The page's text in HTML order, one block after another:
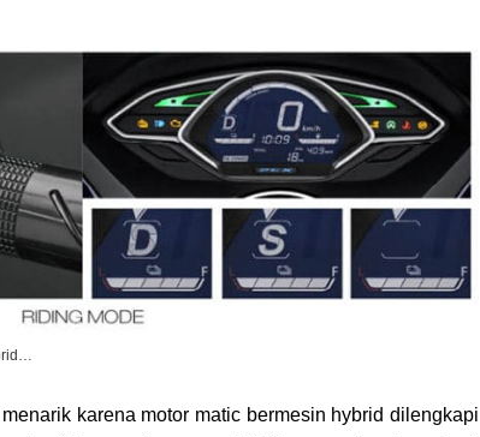
karena motor matic bermesin hybrid dilengkapi